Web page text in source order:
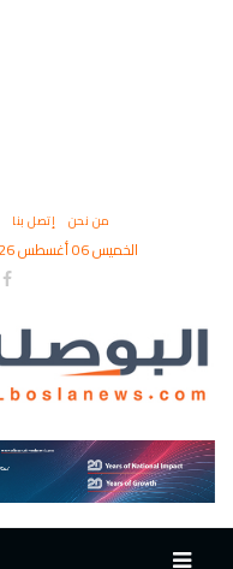
من نحن إتصل بنا
الخميس 06 أغسطس 2026 - 22 صفر 1448 - 11:03 القاهرة